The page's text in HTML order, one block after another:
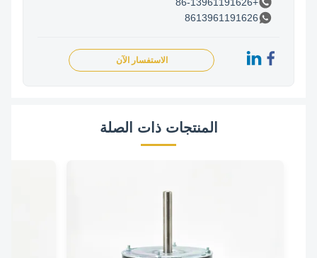
8613961191626
الاستفسار الآن
المنتجات ذات الصلة